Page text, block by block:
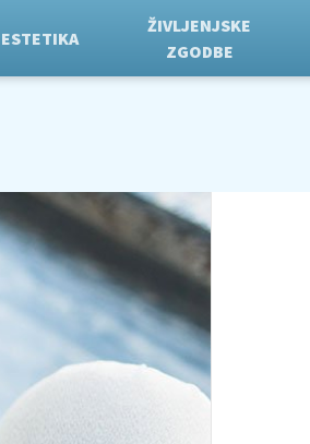
ESTETIKA
ŽIVLJENJSKE
ZGODBE